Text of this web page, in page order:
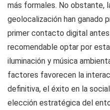
más formales. No obstante,
geolocalización han ganado
primer contacto digital
recomendable optar por
iluminación y música
factores favorecen la
definitiva, el éxito en la
elección estratégica del